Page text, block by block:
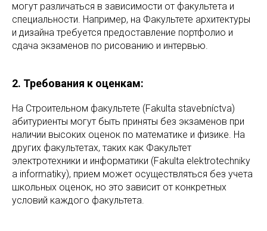
могут различаться в зависимости от факультета и
специальности. Например, на Факультете архитектуры
и дизайна требуется предоставление портфолио и
сдача экзаменов по рисованию и интервью.
2. Требования к оценкам:
На Строительном факультете (Fakulta stavebníctva)
абитуриенты могут быть приняты без экзаменов при
наличии высоких оценок по математике и физике. На
других факультетах, таких как Факультет
электротехники и информатики (Fakulta elektrotechniky
a informatiky), прием может осуществляться без учета
школьных оценок, но это зависит от конкретных
условий каждого факультета.